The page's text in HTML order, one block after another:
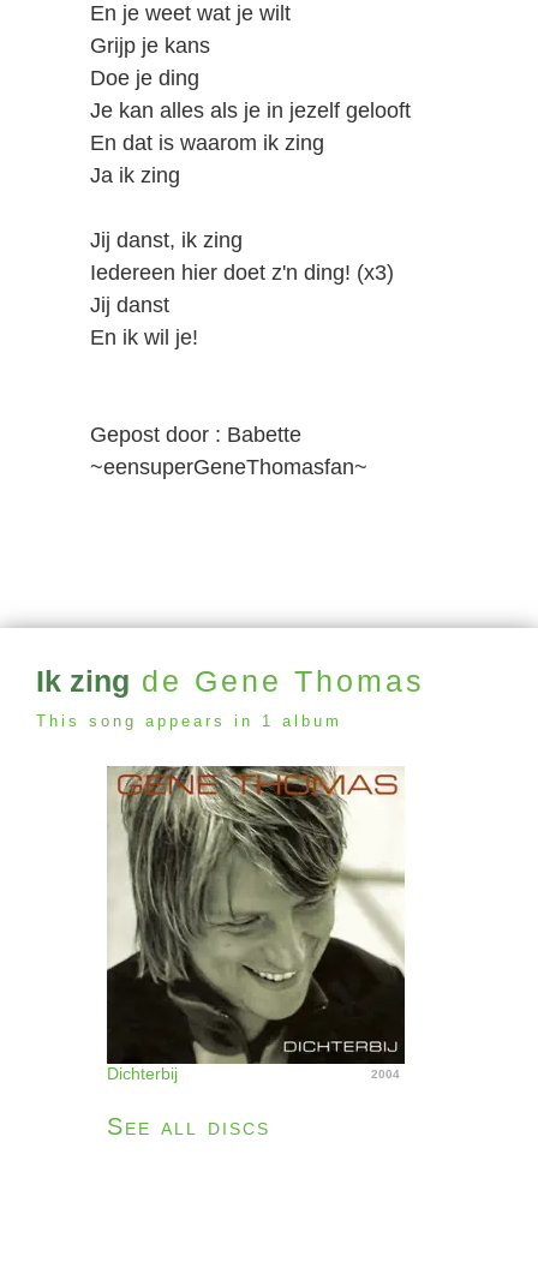
En je weet wat je wilt
Grijp je kans
Doe je ding
Je kan alles als je in jezelf gelooft
En dat is waarom ik zing
Ja ik zing
Jij danst, ik zing
Iedereen hier doet z'n ding! (x3)
Jij danst
En ik wil je!
Gepost door : Babette
~eensuperGeneThomasfan~
Ik zing de Gene Thomas
This song appears in 1 album
Dichterbij 2004
See all discs